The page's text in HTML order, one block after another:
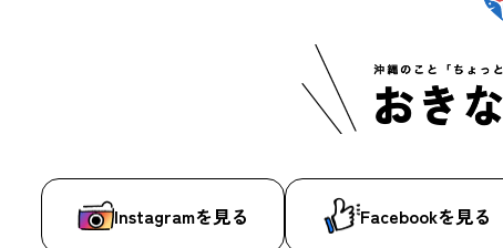
Instagramを見る Facebookを見る